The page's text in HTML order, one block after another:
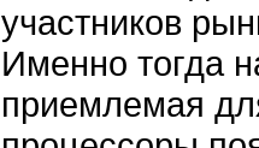
участников
Именно тогда
приемлемая